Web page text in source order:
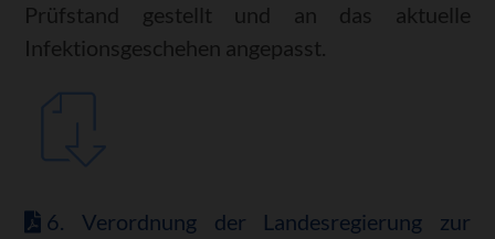
Prüfstand gestellt und an das aktuelle
Infektionsgeschehen angepasst.
6. Verordnung der Landesregierung zur